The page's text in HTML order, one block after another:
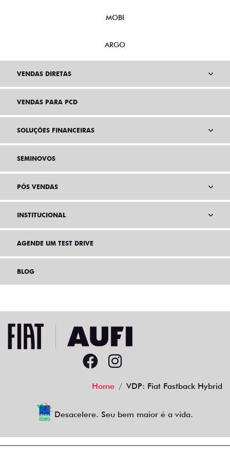
MOBI
ARGO
VENDAS DIRETAS
VENDAS PARA PCD
SOLUÇÕES FINANCEIRAS
SEMINOVOS
PÓS VENDAS
INSTITUCIONAL
AGENDE UM TEST DRIVE
BLOG
Home VDP: Fiat Fastback Hybrid
Desacelere. Seu bem maior é a vida.